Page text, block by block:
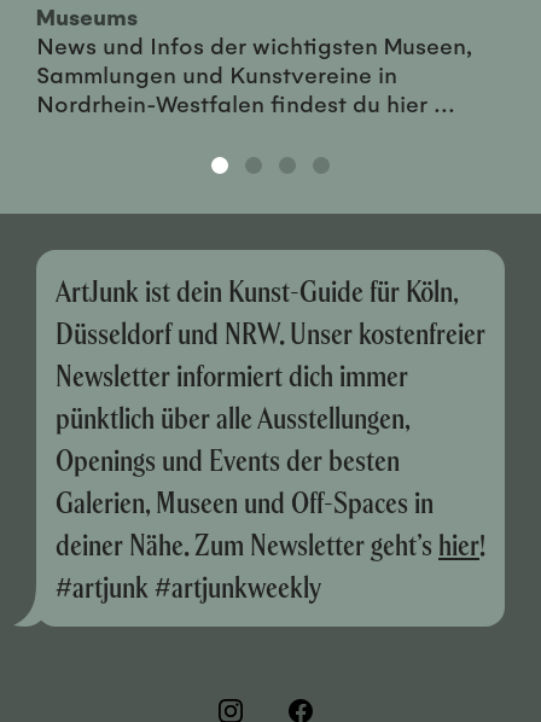
Museums
News und Infos der wichtigsten Museen,
Sammlungen und Kunstvereine in
Nordrhein-Westfalen findest du hier ...
ArtJunk ist dein Kunst-Guide für Köln,
Düsseldorf und NRW. Unser kostenfreier
Newsletter informiert dich immer
pünktlich über alle Ausstellungen,
Openings und Events der besten
Galerien, Museen und Off-Spaces in
deiner Nähe. Zum Newsletter geht’s hier!
#artjunk #artjunkweekly